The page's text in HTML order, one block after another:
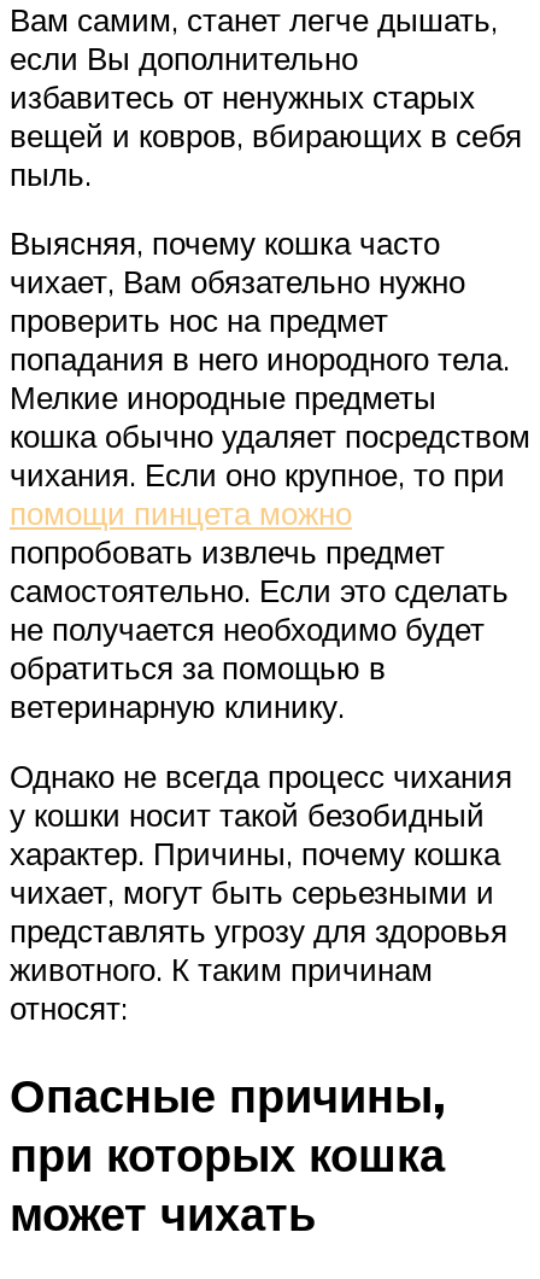
Вам самим, станет легче дышать,
если Вы дополнительно
избавитесь от ненужных старых
вещей и ковров, вбирающих в себя
пыль.
Выясняя, почему кошка часто
чихает, Вам обязательно нужно
проверить нос на предмет
попадания в него инородного тела.
Мелкие инородные предметы
кошка обычно удаляет посредством
чихания. Если оно крупное, то при
помощи пинцета можно
попробовать извлечь предмет
самостоятельно. Если это сделать
не получается необходимо будет
обратиться за помощью в
ветеринарную клинику.
Однако не всегда процесс чихания
у кошки носит такой безобидный
характер. Причины, почему кошка
чихает, могут быть серьезными и
представлять угрозу для здоровья
животного. К таким причинам
относят:
Опасные причины,
при которых кошка
может чихать